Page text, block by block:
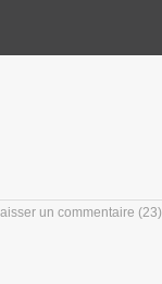
un commentaire (23)